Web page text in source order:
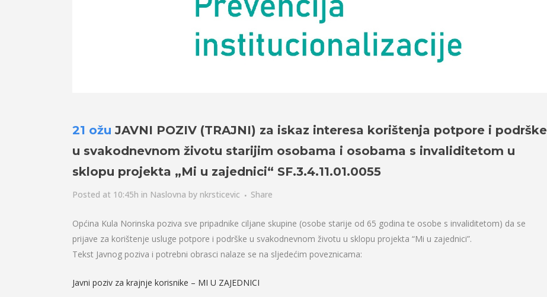
21 ožu JAVNI POZIV (TRAJNI) za iskaz interesa korištenja potpore i podrške
u svakodnevnom životu starijim osobama i osobama s invaliditetom u
sklopu projekta „Mi u zajednici“ SF.3.4.11.01.0055
Posted at 10:45h in Naslovna by nkrsticevic Share
Općina Kula Norinska poziva sve pripadnike ciljane skupine (osobe starije od 65 godina te osobe s invaliditetom) da se
prijave za korištenje usluge potpore i podrške u svakodnevnom životu u sklopu projekta “Mi u zajednici”.
Tekst Javnog poziva i potrebni obrasci nalaze se na sljedećim poveznicama:
Javni poziv za krajnje korisnike – MI U ZAJEDNICI